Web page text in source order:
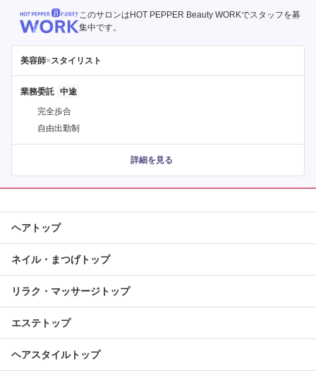
このサロンはHOT PEPPER Beauty WORKでスタッフを募
集中です。
美容師×スタイリスト
業務委託
完全歩合
自由出勤制
詳細を見る
ヘアトップ
ネイル・まつげトップ
リラク・マッサージトップ
エステトップ
ヘアスタイルトップ